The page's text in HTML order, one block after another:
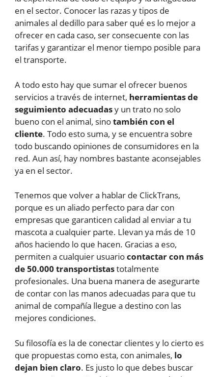
en el sector. Conocer las razas y tipos de
animales al dedillo para saber qué es lo mejor a
ofrecer en cada caso, ser consecuente con las
tarifas y garantizar el menor tiempo posible para
el transporte.
A todo esto hay que sumar el ofrecer buenos
servicios a través de internet, herramientas de
seguimiento adecuadasy un trato no solo
bueno con el animal, sinotambién con el
cliente. Todo esto suma, y se encuentra sobre
todo buscando opiniones de consumidores en la
red. Aun así, hay nombres bastante aconsejables
ya en el sector.
Tenemos que volver a hablar de ClickTrans,
porque es un aliado perfecto para dar con
empresas que garanticen calidad al enviar a tu
mascota a cualquier parte. Llevan ya más de 10
años haciendo lo que hacen. Gracias a eso,
permiten a cualquier usuariocontactar con más
de 50.000 transportistastotalmente
profesionales. Una buena manera de asegurarte
de contar con las manos adecuadas para que tu
animal de compañía llegue a destino con las
mejores condiciones.
Su filosofía es la de conectar clientes y lo cierto es
que propuestas como esta, con animales, lo
dejan bien claro. Es justo lo que debes buscar